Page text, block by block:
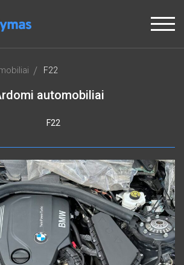
F22
automobiliai
F22